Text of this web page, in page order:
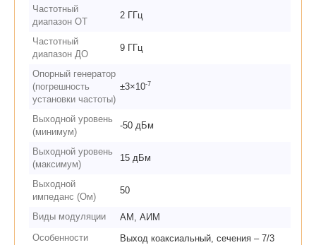
Частотный
диапазон ОТ
2 ГГц
Частотный
диапазон ДО
9 ГГц
Опорный генератор
(погрешность
установки частоты)
±3×10-7
Выходной уровень
(минимум)
-50 дБм
Выходной уровень
(максимум)
15 дБм
Выходной
импеданс (Ом)
50
Виды модуляции
AM, АИМ
Особенности
Выход коаксиальный, сечения – 7/3